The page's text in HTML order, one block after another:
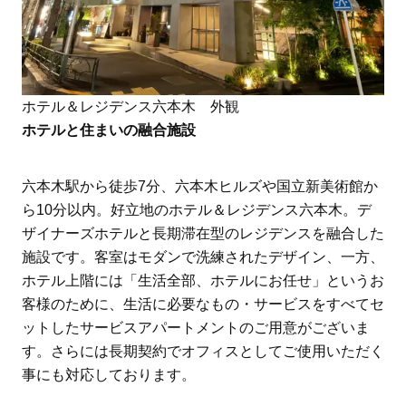
ホテル＆レジデンス六本木 外観
ホテルと住まいの融合施設
六本木駅から徒歩7分、六本木ヒルズや国立新美術館か
ら10分以内。好立地のホテル＆レジデンス六本木。デ
ザイナーズホテルと長期滞在型のレジデンスを融合した
施設です。客室はモダンで洗練されたデザイン、一方、
ホテル上階には「生活全部、ホテルにお任せ」というお
客様のために、生活に必要なもの・サービスをすべてセ
ットしたサービスアパートメントのご用意がございま
す。さらには長期契約でオフィスとしてご使用いただく
事にも対応しております。